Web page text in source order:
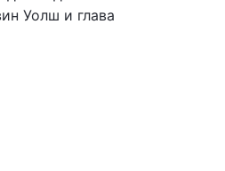
Уолш и глава